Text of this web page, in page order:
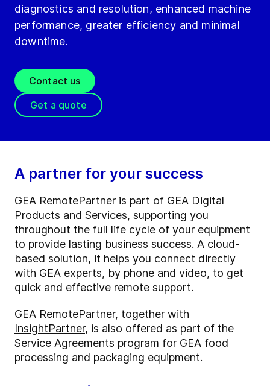
diagnostics and resolution, enhanced machine
performance, greater efficiency and minimal
downtime.
Contact us
Get a quote
A partner for your success
GEA RemotePartner is part of GEA Digital
Products and Services, supporting you
throughout the full life cycle of your equipment
to provide lasting business success. A cloud-
based solution, it helps you connect directly
with GEA experts, by phone and video, to get
quick and effective remote support.
GEA RemotePartner, together with
InsightPartner, is also offered as part of the
Service Agreements program for GEA food
processing and packaging equipment.